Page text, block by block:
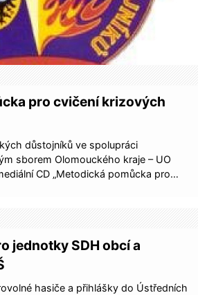
pro cvičení krizových
důstojníků ve spolupráci
sborem Olomouckého kraje – UO
CD „Metodická pomůcka pro…
jednotky SDH obcí a
hasiče a přihlášky do Ústředních